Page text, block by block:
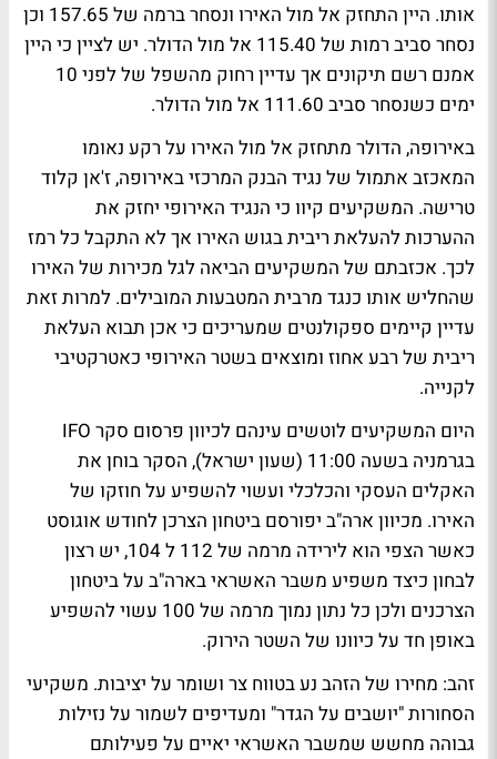
אותו. היין התחזק אל מול האירו ונסחר ברמה של 157.65 וכן
נסחר סביב רמות של 115.40 אל מול הדולר. יש לציין כי היין
אמנם רשם תיקונים אך עדיין רחוק מהשפל של לפני 10
ימים כשנסחר סביב 111.60 אל מול הדולר.
באירופה, הדולר מתחזק אל מול האירו על רקע נאומו
המאכזב אתמול של נגיד הבנק המרכזי באירופה, ז'אן קלוד
טרישה. המשקיעים קיוו כי הנגיד האירופי יחזק את
ההערכות להעלאת ריבית בגוש האירו אך לא התקבל כל רמז
לכך. אכזבתם של המשקיעים הביאה לגל מכירות של האירו
שהחליש אותו כנגד מרבית המטבעות המובילים. למרות זאת
עדיין קיימים ספקולנטים שמעריכים כי אכן תבוא העלאת
ריבית של רבע אחוז ומוצאים בשטר האירופי כאטרקטיבי
לקנייה.
היום המשקיעים לוטשים עינהם לכיוון פרסום סקר IFO
בגרמניה בשעה 11:00 (שעון ישראל), הסקר בוחן את
האקלים העסקי והכלכלי ועשוי להשפיע על חוזקו של
האירו. מכיוון ארה"ב יפורסם ביטחון הצרכן לחודש אוגוסט
כאשר הצפי הוא לירידה מרמה של 112 ל 104, יש רצון
לבחון כיצד משפיע משבר האשראי בארה"ב על ביטחון
הצרכנים ולכן כל נתון נמוך מרמה של 100 עשוי להשפיע
באופן חד על כיוונו של השטר הירוק.
זהב: מחירו של הזהב נע בטווח צר ושומר על יציבות. משקיעי
הסחורות "יושבים על הגדר" ומעדיפים לשמור על נזילות
גבוהה מחשש שמשבר האשראי יאיים על פעילותם